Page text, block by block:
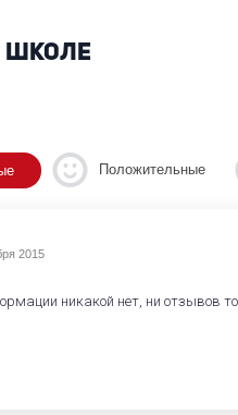
ШКОЛЕ
Положительные
2015
никакой нет, ни отзывов